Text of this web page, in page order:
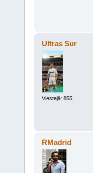
Ultras Sur
Viestejä: 855
RMadrid